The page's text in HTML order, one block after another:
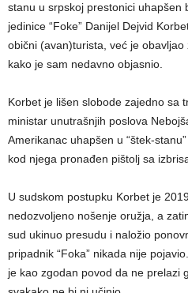
stanu u srpskoj prestonici uhapšen
jedinice “Foke” Danijel Dejvid
obični (avan)turista, već je
kako je sam nedavno objasnio.
Korbet je lišen slobode zajedno sa
ministar unutrašnjih poslova
Amerikanac uhapšen u “štek-
kod njega pronađen pištolj sa
U sudskom postupku Korbet je
nedozvoljeno nošenje oružja, a
sud ukinuo presudu i naložio
pripadnik “Foka” nikada nije
je kao zgodan povod da ne prelazi